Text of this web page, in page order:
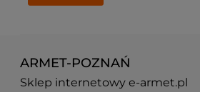
ARMET-POZNAŃ
Sklep internetowy e-armet.pl